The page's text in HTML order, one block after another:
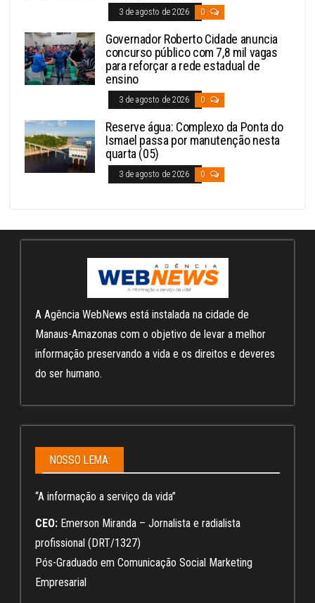
3 de agosto de 2026 0
Governador Roberto Cidade anuncia
concurso público com 7,8 mil vagas
para reforçar a rede estadual de
ensino
3 de agosto de 2026 0
Reserve água: Complexo da Ponta do
Ismael passa por manutenção nesta
quarta (05)
3 de agosto de 2026 0
A Agência WebNews está instalada na cidade de
Manaus-Amazonas com o objetivo de levar a melhor
informação preservando a vida e os direitos e deveres
do ser humano.
NOSSO LEMA:
“A informação a serviço da vida”
CEO: Emerson Miranda – Jornalista e radialista
profissional (DRT/1327)
Pós-Graduado em Comunicação Social Marketing
Empresarial